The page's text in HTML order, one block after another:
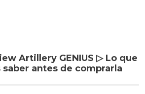
Artillery GENIUS ▷ Lo que
saber antes de comprarla